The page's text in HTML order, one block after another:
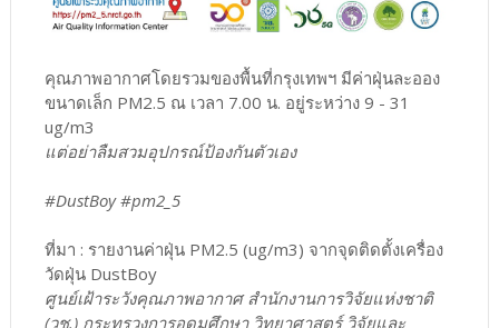
คุณภาพอากาศโดยรวมของพื้นที่กรุงเทพฯ มีค่าฝุ่นละออง
ขนาดเล็ก PM2.5 ณ เวลา 7.00 น. อยู่ระหว่าง 9 - 31
ug/m3
แต่อย่าลืมสวมอุปกรณ์ป้องกันตัวเอง
#DustBoy #pm2_5
ที่มา : รายงานค่าฝุ่น PM2.5 (ug/m3) จากจุดติดตั้งเครื่อง
วัดฝุ่น DustBoy
ศูนย์เฝ้าระวังคุณภาพอากาศ สำนักงานการวิจัยแห่งชาติ
(วช.) กระทรวงการอุดมศึกษา วิทยาศาสตร์ วิจัยและ